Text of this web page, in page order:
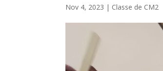
Nov 4, 2023 | Classe de CM2